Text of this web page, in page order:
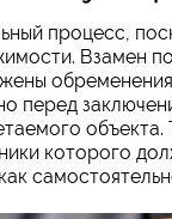
процесс,
Взамен
перед
объекта.
которого